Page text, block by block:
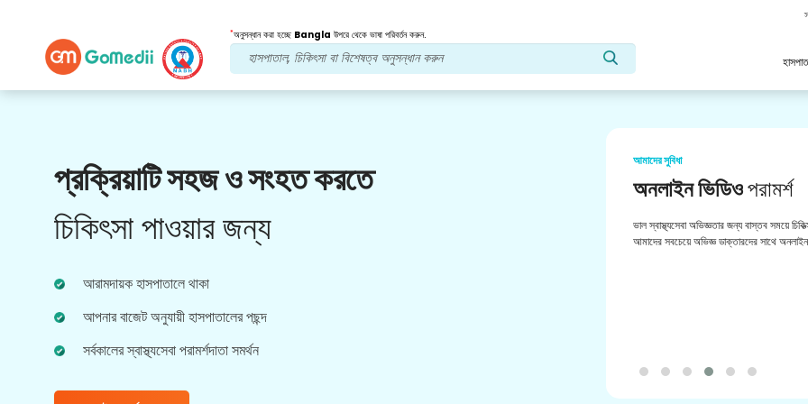
*অনুসন্ধান করা হচ্ছে Bangla উপরে থেকে ভাষা পরিবর্তন করুন.
প্রক্রিয়াটি সহজ ও সংহত করতে
চিকিৎসা পাওয়ার জন্য
আরামদায়ক হাসপাতালে থাকা
আপনার বাজেট অনুযায়ী হাসপাতালের পছন্দ
সর্বকালের স্বাস্থ্যসেবা পরামর্শদাতা সমর্থন
আমাদের সুবিধা
মেডিকেল কাউন্সেলর সহায়তা
আমাদের অভিজ্ঞ মেডিকেল কাউন্সেলরদের কাছ থেকে নিয়মিত
সহায়তা পান। আপনাকে সর্বোত্তম পরামর্শ এবং দিকনির্দেশনা প্রদান
আমাদের সুবিধা
অনলাইন ভিডিওপরামর্শ
ভাল স্বাস্থ্যসেবা অভিজ্ঞতার জন্য বাস্তব সময়ে
আমাদের সবচেয়ে অভিজ্ঞ ডাক্তারদের সাথে অনলাইন